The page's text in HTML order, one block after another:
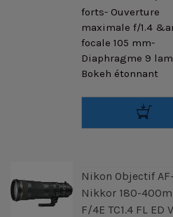
forts- Ouverture
maximale f/1.4
focale 105 mm-
Diaphragme 9
Bokeh étonnant
Nikon Objectif
Nikkor 180-
F/4E TC1.4 FL ED